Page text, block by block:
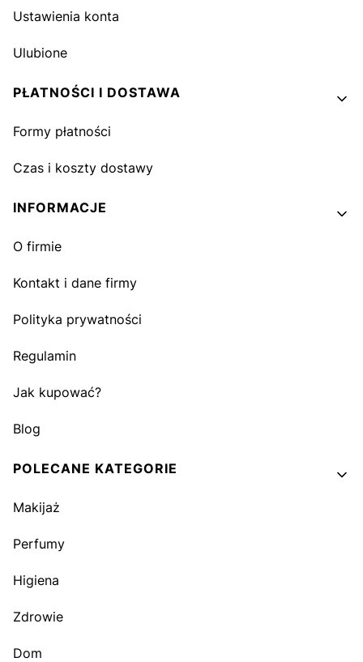
Ustawienia konta
Ulubione
PŁATNOŚCI I DOSTAWA
Formy płatności
Czas i koszty dostawy
INFORMACJE
O firmie
Kontakt i dane firmy
Polityka prywatności
Regulamin
Jak kupować?
Blog
POLECANE KATEGORIE
Makijaż
Perfumy
Higiena
Zdrowie
Dom